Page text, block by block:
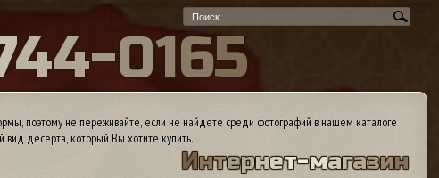
44-0165
поэтому не переживайте, если не найдете среди фотографий в нашем каталоге
десерта, который Вы хотите купить.
Интернет-магазин